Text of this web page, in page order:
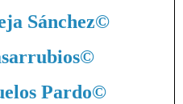
Sánchez©
©
Pardo©